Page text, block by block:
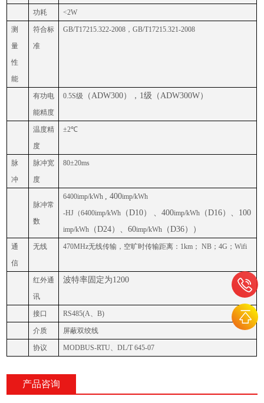
功耗 <2W
测
量
性
能
符合标
准
GB/T17215.322-2008，GB/T17215.321-2008
有功电
能精度
0.5S级 （ADW300），1级（ADW300W）
温度精
度
±2℃
脉
冲
脉冲宽
度
80±20ms
脉冲常
数
6400imp/kWh , 400imp/kWh
-HJ（6400imp/kWh （D10） 、400imp/kWh （D16）、100
imp/kWh （D24）、60imp/kWh （D36））
通
信
无线 470MHz无线传输，空旷时传输距离：1km； NB；4G；Wifi
红外通
讯
波特率固定为1200
接口 RS485(A、B)
介质 屏蔽双绞线
协议 MODBUS-RTU、DL/T 645-07
产品咨询